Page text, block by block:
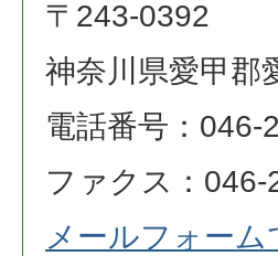
〒243-0392
神奈川県愛甲郡
電話番号：046-
ファクス：046-
メールフォー